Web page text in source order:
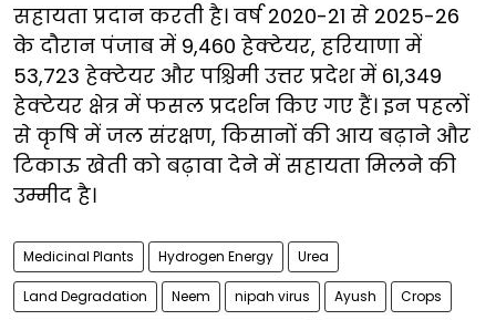
सहायता प्रदान करती है। वर्ष 2020-21 से 2025-26
के दौरान पंजाब में 9,460 हेक्टेयर, हरियाणा में
53,723 हेक्टेयर और पश्चिमी उत्तर प्रदेश में 61,349
हेक्टेयर क्षेत्र में फसल प्रदर्शन किए गए हैं। इन पहलों
से कृषि में जल संरक्षण, किसानों की आय बढ़ाने और
टिकाऊ खेती को बढ़ावा देने में सहायता मिलने की
उम्मीद है।
Medicinal Plants Hydrogen Energy Urea
Land Degradation Neem nipah virus Ayush Crops